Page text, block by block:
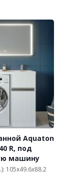
Aquaton
R, под
машину
105x49.6x88.2